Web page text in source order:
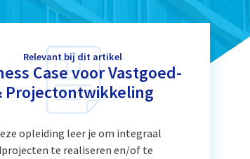
Relevant bij dit artikel
Case voor Vastgoed-
Projectontwikkeling
opleiding leer je om integraal
te realiseren en/of te